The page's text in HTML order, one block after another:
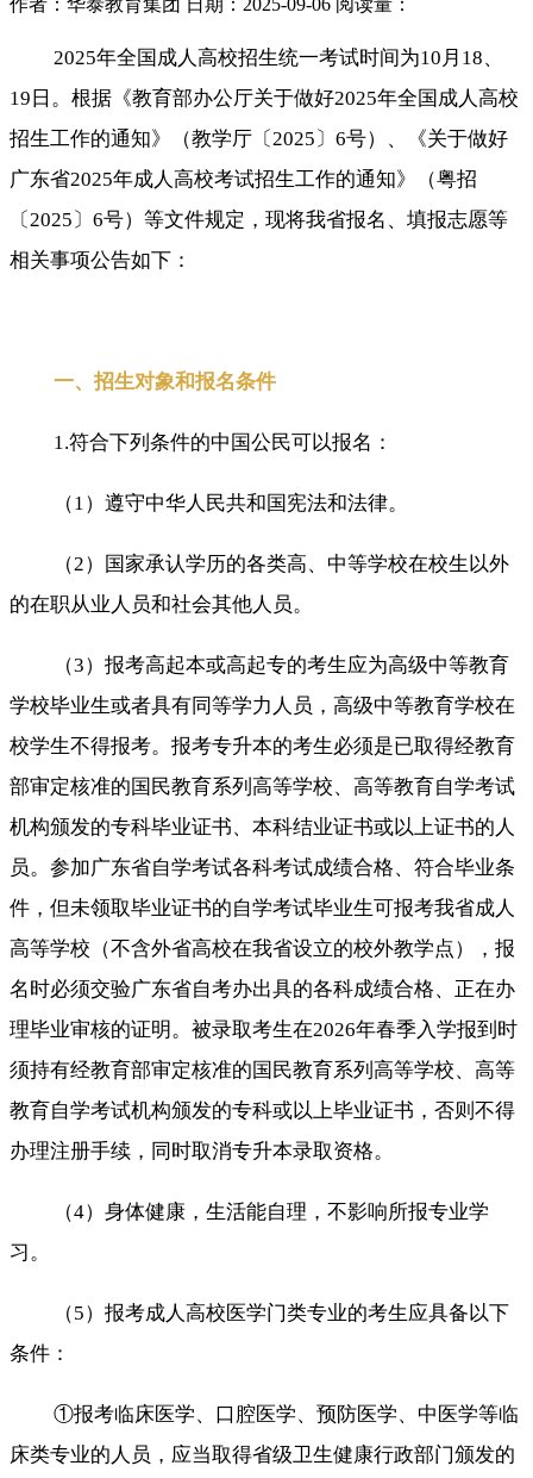
2025年全国成人高校招生统一考试时间为10月18、
19日。根据《教育部办公厅关于做好2025年全国成人高校
招生工作的通知》（教学厅〔2025〕6号）、《关于做好
广东省2025年成人高校考试招生工作的通知》（粤招
〔2025〕6号）等文件规定，现将我省报名、填报志愿等
相关事项公告如下：
一、招生对象和报名条件
1.符合下列条件的中国公民可以报名：
（1）遵守中华人民共和国宪法和法律。
（2）国家承认学历的各类高、中等学校在校生以外
的在职从业人员和社会其他人员。
（3）报考高起本或高起专的考生应为高级中等教育
学校毕业生或者具有同等学力人员，高级中等教育学校在
校学生不得报考。报考专升本的考生必须是已取得经教育
部审定核准的国民教育系列 高等学校、高等教育自学考试
机构颁发的专科毕业证书、本科结业证书或以上证书的人
员。参加广东省自学考试各科考试成绩合格、符合毕业条
件，但未领取毕业证书的自学考试毕业生可报考我省成人
高等学校（不含外省高校在我省设立的校外教学点），报
名时必须交验广东省自考办出具的各科成绩合格、正在办
理毕业审核的证明。被录取考生在2026年春季入学报到时
须持有经教育部审定核准的国民教育系列高等学校、高等
教育自学考试机构颁发的专科或以上毕业证书，否则不得
办理注册手续，同时取消专升本录取资格。
（4）身体健康，生活能自理，不影响所报专业学
习。
（5）报考成人高校医学门类专业的考生应具备以下
条件：
①报考临床医学、口腔医学、预防医学、中医学等临
床类专业的人员，应当取得省级卫生健康行政部门颁发的